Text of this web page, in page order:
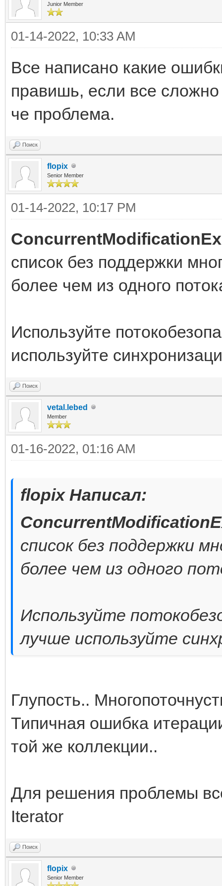
Junior Member
01-14-2022, 10:33 AM
Все написано какие
правишь, если все
че проблема.
Поиск
flopix
Senior Member
01-14-2022, 10:17 PM
список без поддержки
более чем из одного
Используйте
используйте
Поиск
vetal.lebed
Member
01-16-2022, 01:16 AM
flopix Написал:
список без поддержки
более чем из одного
Используйте
лучше используйте
Глупость..
Типичная ошибка
той же коллекции..
Для решения проблемы
Iterator
Поиск
flopix
Senior Member